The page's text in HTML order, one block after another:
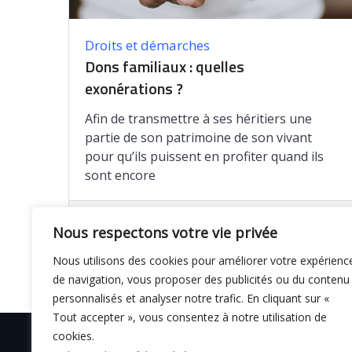
Nous respectons votre vie privée
Nous utilisons des cookies pour améliorer votre
de navigation, vous proposer des publicités ou du contenu
personnalisés et analyser notre trafic. En cliquant sur «
Tout accepter », vous consentez à notre utilisation de
cookies.
Droits et démarches
Dons familiaux : quelles
exonérations ?
Afin de transmettre à ses héritiers une
partie de son patrimoine de son vivant
pour qu’ils puissent en profiter quand ils
sont encore
Enregistrer